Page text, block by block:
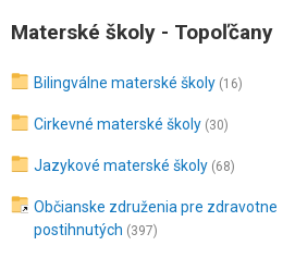
Materské školy - Topoľčany
Bilingválne materské školy (16)
Cirkevné materské školy (30)
Jazykové materské školy (68)
Občianske združenia pre zdravotne
postihnutých (397)